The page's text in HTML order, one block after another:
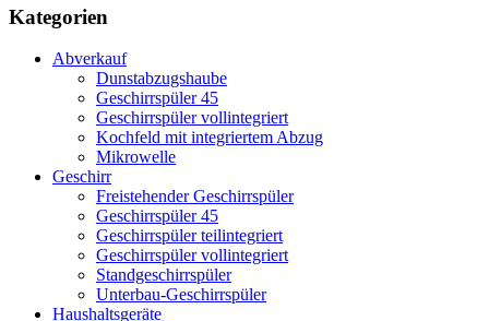
Kategorien
Abverkauf
Dunstabzugshaube
Geschirrspüler 45
Geschirrspüler vollintegriert
Kochfeld mit integriertem Abzug
Mikrowelle
Geschirr
Freistehender Geschirrspüler
Geschirrspüler 45
Geschirrspüler teilintegriert
Geschirrspüler vollintegriert
Standgeschirrspüler
Unterbau-Geschirrspüler
Haushaltsgeräte